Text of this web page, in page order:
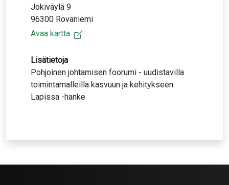
Jokiväylä 9
96300 Rovaniemi
Avaa kartta
Lisätietoja
Pohjoinen johtamisen foorumi - uudistavilla
toimintamalleilla kasvuun ja kehitykseen
Lapissa -hanke